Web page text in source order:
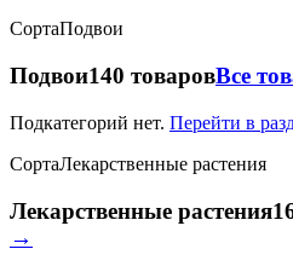
СортаПодвои
Подвои140 товаровВсе
Подкатегорий нет. Перейти в
СортаЛекарственные растения
Лекарственные растения
→